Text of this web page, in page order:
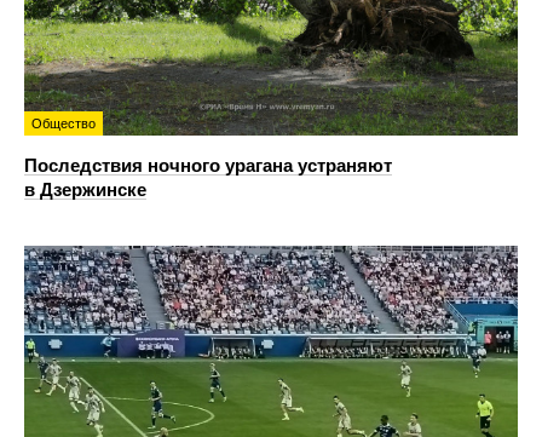
Общество
Последствия ночного урагана устраняют
в Дзержинске